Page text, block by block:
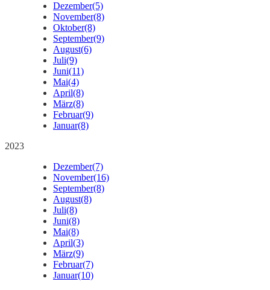
Dezember(5)
November(8)
Oktober(8)
September(9)
August(6)
Juli(9)
Juni(11)
Mai(4)
April(8)
März(8)
Februar(9)
Januar(8)
2023
Dezember(7)
November(16)
September(8)
August(8)
Juli(8)
Juni(8)
Mai(8)
April(3)
März(9)
Februar(7)
Januar(10)